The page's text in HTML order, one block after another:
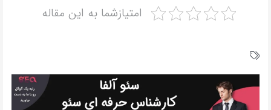
امتیازشما به این مقاله